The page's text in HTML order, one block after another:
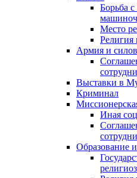
Борьба
Место
Религия
Армия и
Выставки в
Криминал
Иная
Образование и